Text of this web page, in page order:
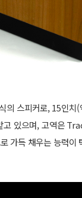
스피커로, 15인치
있으며, 고역은
가득 채우는 능력